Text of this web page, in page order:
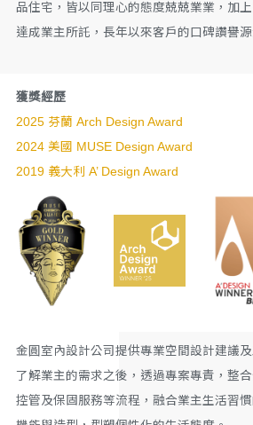
品住宅，皆以同理心的態度兢兢業業，加
達成業主所託，長年以來客戶的口碑讚譽源
獲獎經歷
2025 芬蘭 Arch Design Award
2024 美國 MUSE Design Award
2019 義大利 A’ Design Award
金圓室內設計公司提供專業空間設計建議
了解業主的需求之後，透過專案專責，整
控管及保固服務等流程，融合業主生活習